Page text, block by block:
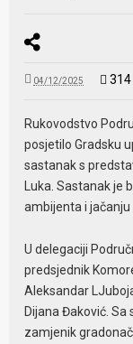
04/12/2025 314
Rukovodstvo
posjetilo Gradsku
sastanak s
Luka. Sastanak je
ambijenta i
U delegaciji
predsjednik
Aleksandar
Dijana Đaković.
zamjenik